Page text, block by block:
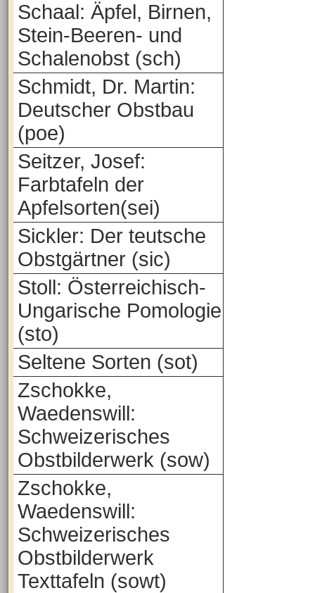
Schaal: Äpfel, Birnen,
Stein-Beeren- und
Schalenobst (sch)
Schmidt, Dr. Martin:
Deutscher Obstbau
(poe)
Seitzer, Josef:
Farbtafeln der
Apfelsorten(sei)
Sickler: Der teutsche
Obstgärtner (sic)
Stoll: Österreichisch-
Ungarische Pomologie
(sto)
Seltene Sorten (sot)
Zschokke,
Waedenswill:
Schweizerisches
Obstbilderwerk (sow)
Zschokke,
Waedenswill:
Schweizerisches
Obstbilderwerk
Texttafeln (sowt)